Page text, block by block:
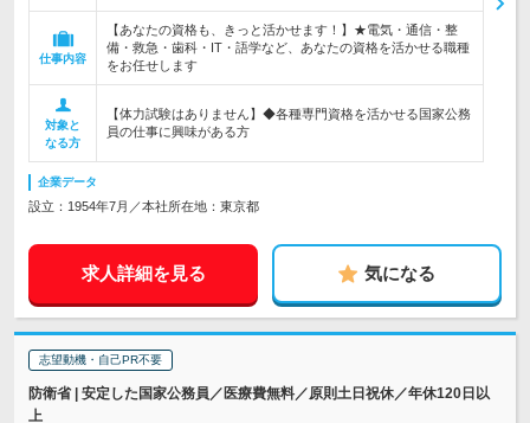
仕事内容
【あなたの資格も、きっと活かせます！】★電気・通信・整
備・救急・歯科・IT・語学など、あなたの資格を活かせる職種
をお任せします
対象と
なる方
【体力試験はありません】◆各種専門資格を活かせる国家公務
員の仕事に興味がある方
企業データ
設立：1954年7月／本社所在地：東京都
求人詳細を見る 気になる
志望動機・自己PR不要
防衛省 | 安定した国家公務員／医療費無料／原則土日祝休／年休120日以
上